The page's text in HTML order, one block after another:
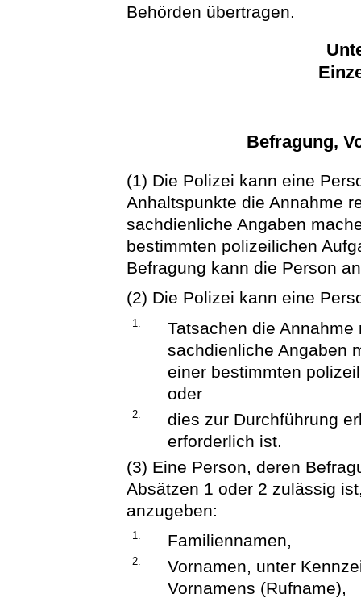
Behörden übertragen.
Befragung,
(1) Die Polizei kann eine
Anhaltspunkte die Annahme
sachdienliche Angaben
bestimmten polizeilichen
Befragung kann die Person
(2) Die Polizei kann eine
1.
Tatsachen die
sachdienliche Angaben
einer bestimmten
oder
2.
dies zur Durchführung
erforderlich ist.
(3) Eine Person, deren
Absätzen 1 oder 2 zulässig
anzugeben:
1. Familiennamen,
2.
Vornamen, unter
Vornamens (Rufname),